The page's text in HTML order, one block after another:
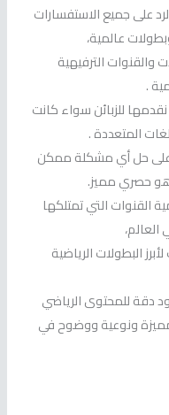
على جميع الاستفسارات
عالمية،
الترفيهية
.
للزبائن سواء كانت
المتعددة .
على حل أي مشكلة ممكن
حصري مميز.
القنوات التي تمتلكها
البطولات الرياضية
دقة للمحتوى الرياضي
ونوعية ووضوح في